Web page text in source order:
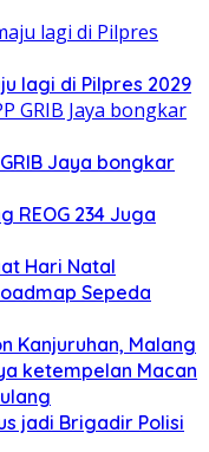
lagi di Pilpres 2029
Jaya bongkar
REOG 234 Juga
Hari Natal
Sepeda
Kanjuruhan, Malang
ketempelan Macan
jadi Brigadir Polisi